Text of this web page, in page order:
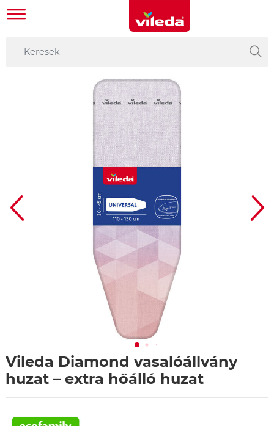
Vileda Diamond vasalóállvány
huzat – extra hőálló huzat